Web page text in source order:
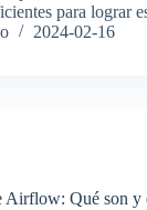
para lograr
2024-02-16
Airflow: Qué son y